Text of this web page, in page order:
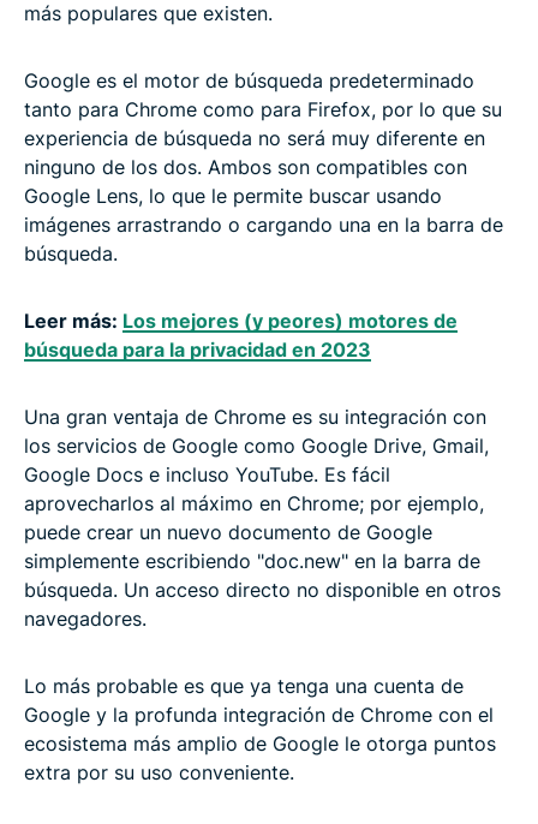
más populares que existen.
Google es el motor de búsqueda predeterminado
tanto para Chrome como para Firefox, por lo que su
experiencia de búsqueda no será muy diferente en
ninguno de los dos. Ambos son compatibles con
Google Lens, lo que le permite buscar usando
imágenes arrastrando o cargando una en la barra de
búsqueda.
Leer más: Los mejores (y peores) motores de
búsqueda para la privacidad en 2023
Una gran ventaja de Chrome es su integración con
los servicios de Google como Google Drive, Gmail,
Google Docs e incluso YouTube. Es fácil
aprovecharlos al máximo en Chrome; por ejemplo,
puede crear un nuevo documento de Google
simplemente escribiendo "doc.new" en la barra de
búsqueda. Un acceso directo no disponible en otros
navegadores.
Lo más probable es que ya tenga una cuenta de
Google y la profunda integración de Chrome con el
ecosistema más amplio de Google le otorga puntos
extra por su uso conveniente.